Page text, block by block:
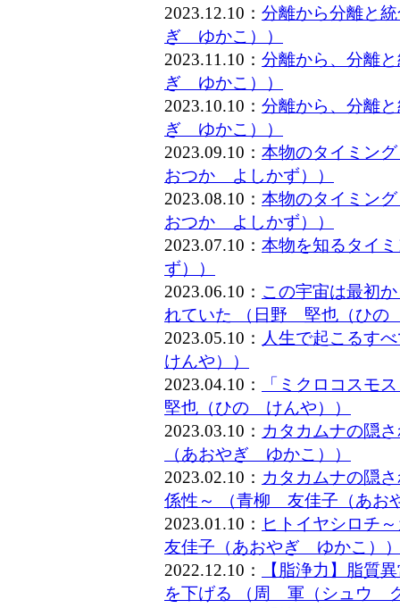
2023.12.10： 分離から分離と
ぎ ゆかこ））
2023.11.10： 分離から、分離
ぎ ゆかこ））
2023.10.10： 分離から、分離
ぎ ゆかこ））
2023.09.10： 本物のタイミン
おつか よしかず））
2023.08.10： 本物のタイミン
おつか よしかず））
2023.07.10： 本物を知るタイ
ず））
2023.06.10： この宇宙は最初
れていた （日野 堅也（ひの
2023.05.10： 人生で起こるす
けんや））
2023.04.10：
「ミクロコスモ
堅也（ひの けんや））
2023.03.10： カタカムナの隠
（あおやぎ ゆかこ））
2023.02.10： カタカムナの隠
係性～ （青柳 友佳子（あお
2023.01.10： ヒトイヤシロチ
友佳子（あおやぎ ゆかこ）
2022.12.10：
【脂浄力】脂質
を下げる （周 軍（シュウ